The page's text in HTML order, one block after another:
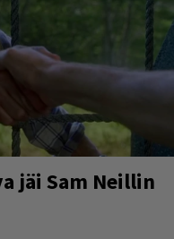
jäi Sam Neillin